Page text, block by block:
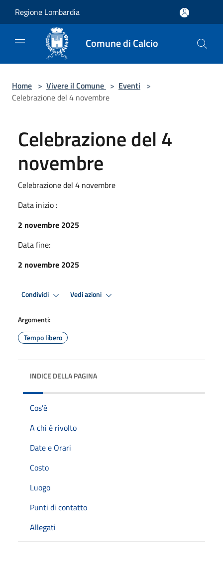
Regione Lombardia
Comune di Calcio
Home > Vivere il Comune > Eventi >
Celebrazione del 4 novembre
Celebrazione del 4
novembre
Celebrazione del 4 novembre
Data inizio :
2 novembre 2025
Data fine:
2 novembre 2025
Condividi Vedi azioni
Argomenti:
Tempo libero
INDICE DELLA PAGINA
Cos'è
A chi è rivolto
Date e Orari
Costo
Luogo
Punti di contatto
Allegati